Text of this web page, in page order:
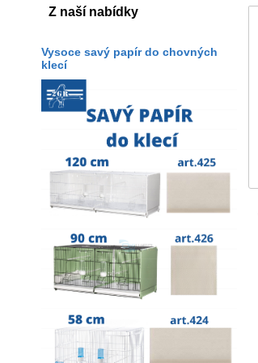
Z naší nabídky
Vysoce savý papír do chovných
klecí